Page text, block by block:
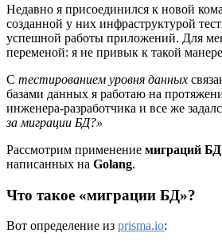
Недавно я присоединился к новой
созданной у них инфраструктурой
успешной работы приложений. Для
переменой: я не привык к такой
С тестированием уровня данных
базами данных я работаю на
инженера-разработчика и все же
за миграции БД?»
Рассмотрим применение миграций БД
написанных на Golang.
Что такое «миграции БД»?
Вот определение из prisma.io: